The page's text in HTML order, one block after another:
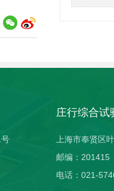
庄行综合试
上海市奉贤区
邮编：201415
电话：021-